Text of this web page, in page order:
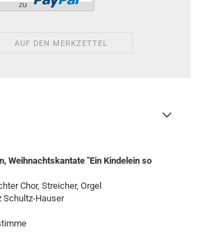
AUF DEN MERKZETTEL
Weihnachtskantate "Ein Kindelein so
Chor, Streicher, Orgel
Schultz-Hauser